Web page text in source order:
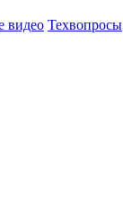
видео Техвопросы